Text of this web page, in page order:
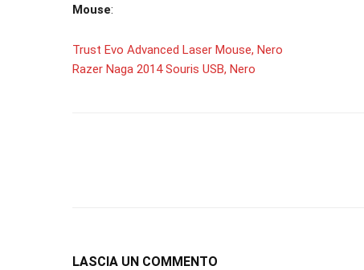
Mouse:
Trust Evo Advanced Laser Mouse, Nero
Razer Naga 2014 Souris USB, Nero
LASCIA UN COMMENTO